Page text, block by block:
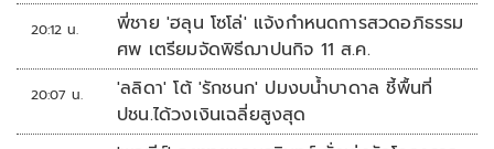
20:12 น.
พี่ชาย 'ฮลุน โซโล่' แจ้งกำหนดการสวดอภิธรรม
ศพ เตรียมจัดพิธีฌาปนกิจ 11 ส.ค.
20:07 น.
'ลลิดา' โต้ 'รักชนก' ปมงบน้ำบาดาล ชี้พื้นที่
ปชน.ได้วงเงินเฉลี่ยสูงสุด